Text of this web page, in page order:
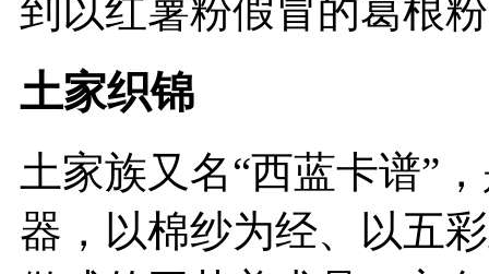
到以红薯粉假冒的葛根
土家织锦
土家族又名“西蓝卡谱”
器，以棉纱为经、以五